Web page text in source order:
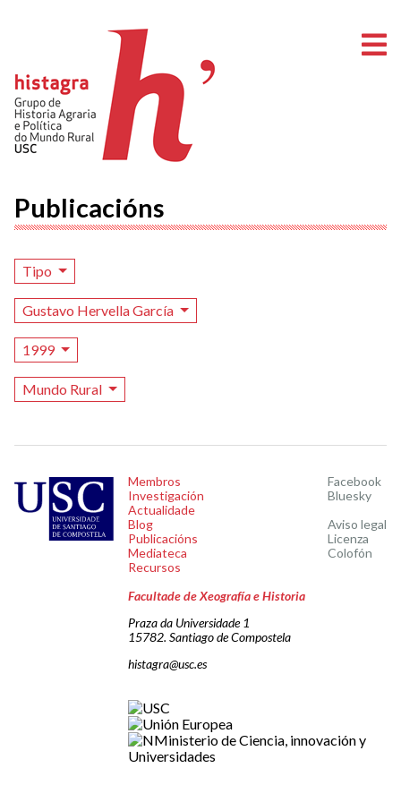
Publicacións
Tipo
Gustavo Hervella García
1999
Mundo Rural
Membros
Investigación
Actualidade
Blog
Publicacións
Mediateca
Recursos
Facebook
Bluesky
Aviso legal
Licenza
Colofón
Facultade de Xeografía e Historia
Praza da Universidade 1
15782. Santiago de Compostela
histagra@usc.es